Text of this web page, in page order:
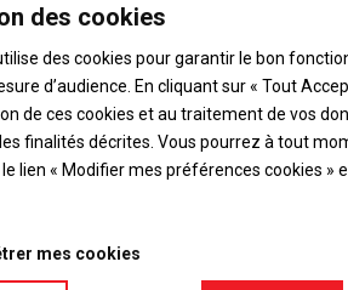
%
des cookies
des cookies pour garantir le bon
d’audience. En cliquant sur « Tout
de ces cookies et au traitement de vos
finalités décrites. Vous pourrez à tout
lien « Modifier mes préférences cookies »
mes cookies